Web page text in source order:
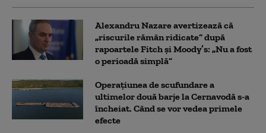
Alexandru Nazare avertizează că
„riscurile rămân ridicate” după
rapoartele Fitch și Moody’s: „Nu a fost
o perioadă simplă”
Operațiunea de scufundare a
ultimelor două barje la Cernavodă s-a
încheiat. Când se vor vedea primele
efecte